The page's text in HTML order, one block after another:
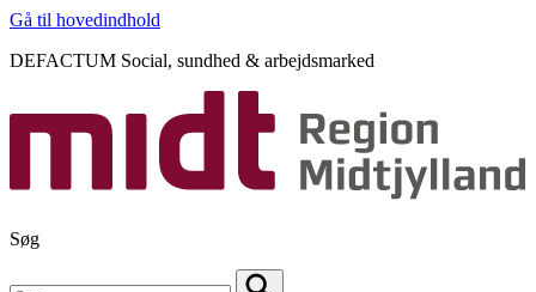
Gå til hovedindhold
DEFACTUM Social, sundhed & arbejdsmarked
Søg